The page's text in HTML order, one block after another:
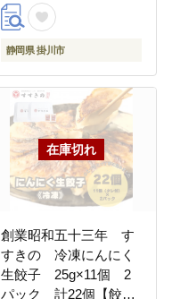
静岡県 掛川市
創業昭和五十三年 す
すきの 冷凍にんにく
生餃子 25g×11個 2
パック 計22個【餃子